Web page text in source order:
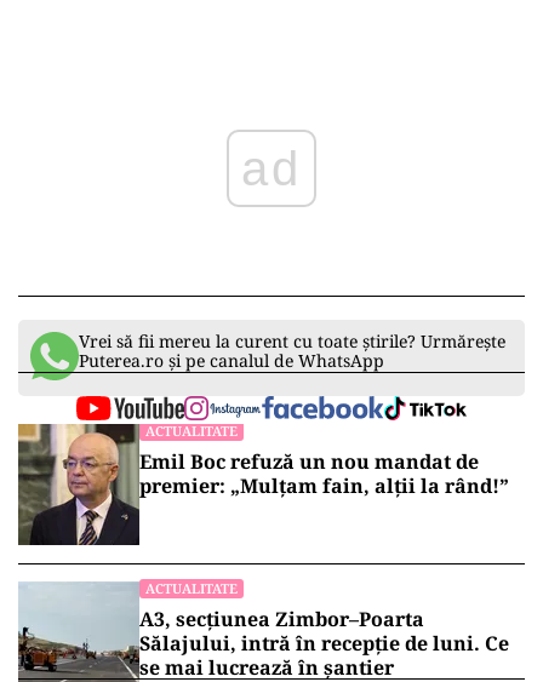
ad
Vrei să fii mereu la curent cu toate știrile? Urmărește
Puterea.ro și pe canalul de WhatsApp
ACTUALITATE
Emil Boc refuză un nou mandat de
premier: „Mulțam fain, alții la rând!”
ACTUALITATE
A3, secțiunea Zimbor–Poarta
Sălajului, intră în recepție de luni. Ce
se mai lucrează în șantier